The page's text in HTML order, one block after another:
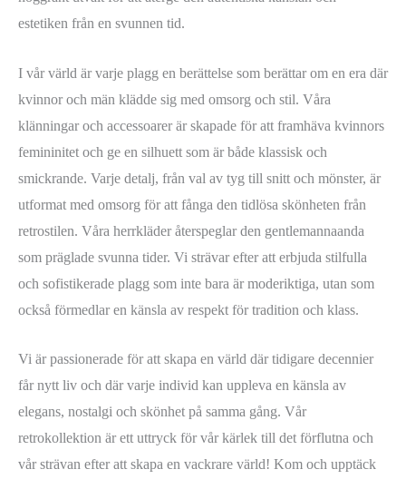
estetiken från en svunnen tid.
I vår värld är varje plagg en berättelse som berättar om en era där
kvinnor och män klädde sig med omsorg och stil. Våra
klänningar och accessoarer är skapade för att framhäva kvinnors
femininitet och ge en silhuett som är både klassisk och
smickrande. Varje detalj, från val av tyg till snitt och mönster, är
utformat med omsorg för att fånga den tidlösa skönheten från
retrostilen. Våra herrkläder återspeglar den gentlemannaanda
som präglade svunna tider. Vi strävar efter att erbjuda stilfulla
och sofistikerade plagg som inte bara är moderiktiga, utan som
också förmedlar en känsla av respekt för tradition och klass.
Vi är passionerade för att skapa en värld där tidigare decennier
får nytt liv och där varje individ kan uppleva en känsla av
elegans, nostalgi och skönhet på samma gång. Vår
retrokollektion är ett uttryck för vår kärlek till det förflutna och
vår strävan efter att skapa en vackrare värld! Kom och upptäck